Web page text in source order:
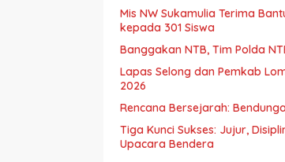
Mis NW Sukamulia Terima
kepada 301 Siswa
Banggakan NTB, Tim Polda
Lapas Selong dan Pemkab
2026
Rencana Bersejarah:
Tiga Kunci Sukses: Jujur,
Upacara Bendera